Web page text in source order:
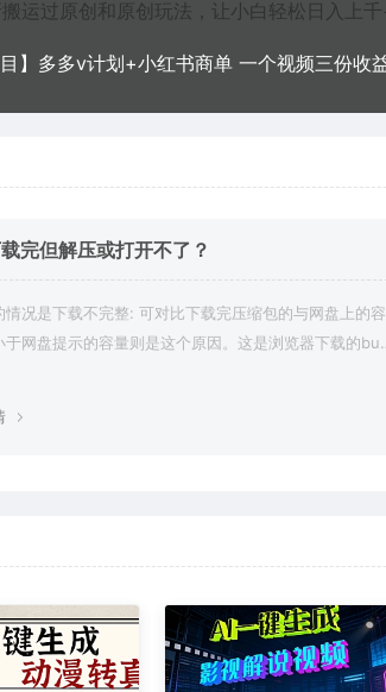
完但解压或打开不了？
情况是下载不完整: 可对比下载完压缩包的与网盘上的容
于网盘提示的容量则是这个原因。这是浏览器下载的bu